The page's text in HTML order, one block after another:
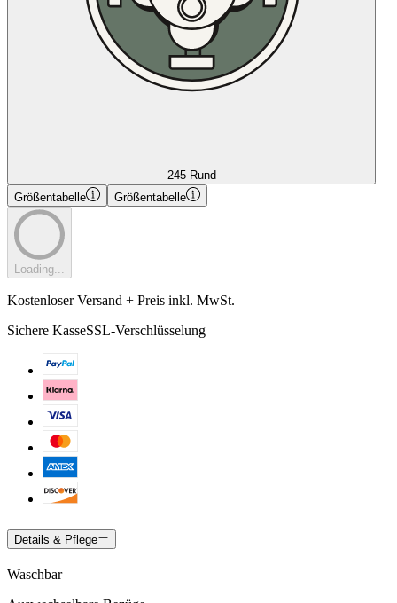
245 Rund
Größentabelle
Größentabelle
Loading...
Kostenloser Versand + Preis inkl. MwSt.
Sichere KasseSSL-Verschlüsselung
Details & Pflege
Waschbar